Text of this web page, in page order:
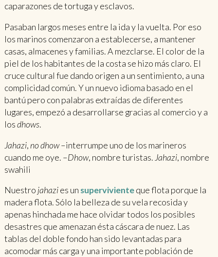
caparazones de tortuga y esclavos.
Pasaban largos meses entre la ida y la vuelta. Por eso
los marinos comenzaron a establecerse, a mantener
casas, almacenes y familias. A mezclarse. El color de la
piel de los habitantes de la costa se hizo más claro. El
cruce cultural fue dando origen a un sentimiento, a una
complicidad común. Y un nuevo idioma basado en el
bantú pero con palabras extraídas de diferentes
lugares, empezó a desarrollarse gracias al comercio y a
losdhows.
Jahazi, nodhow–interrumpe uno de los marineros
cuando me oye. –Dhow, nombre turistas. Jahazi, nombre
swahili
Nuestro jahazies un supervivienteque flota porque la
madera flota. Sólo la belleza de su vela recosida y
apenas hinchada me hace olvidar todos los posibles
desastres que amenazan ésta cáscara de nuez. Las
tablas del doble fondo han sido levantadas para
acomodar más carga y una importante población de